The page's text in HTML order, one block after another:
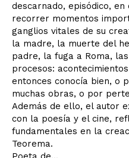
descarnado, episódico, en
recorrer momentos
ganglios vitales de su
la madre, la muerte del
padre, la fuga a Roma,
procesos:
entonces conocía bien, o
muchas obras, o por
Además de ello, el autor
con la poesía y el cine,
fundamentales en la
Teorema.